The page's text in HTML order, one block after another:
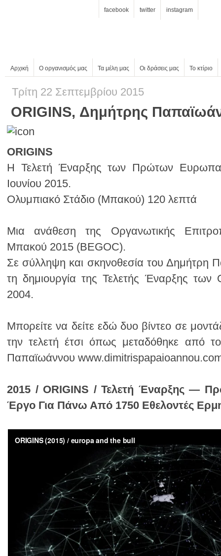
facebook twitter instagram
Αρχική Ο οργανισμός μας Τα μέλη μας Οι δράσεις μας Το κτίριο
Τρίτη 22 Σεπτεμβρίου 2015
ORIGINS, Δημήτρης
ORIGINS
Ιουνίου 2015.
Ολυμπιακό Στάδιο (Μπακού) 120 λεπτά
Μπακού 2015 (BEGOC).
2004.
Παπαϊωάννου
Έργο Για Πάνω Από 1750 Εθελοντές